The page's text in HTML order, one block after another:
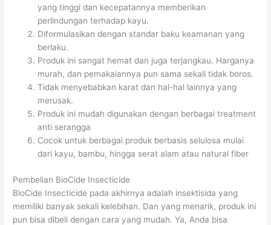
yang tinggi dan kecepatannya memberikan
perlindungan terhadap kayu.
Diformulasikan dengan standar baku keamanan yang
berlaku.
Produk ini sangat hemat dan juga terjangkau. Harganya
murah, dan pemakaiannya pun sama sekali tidak boros.
Tidak menyebabkan karat dan hal-hal lainnya yang
merusak.
Produk ini mudah digunakan dengan berbagai treatment
anti serangga
Cocok untuk berbagai produk berbasis selulosa mulai
dari kayu, bambu, hingga serat alam atau natural fiber
Pembelian BioCide Insecticide
BioCide Insecticide pada akhirnya adalah insektisida yang
memiliki banyak sekali kelebihan. Dan yang menarik, produk ini
pun bisa dibeli dengan cara yang mudah. Ya, Anda bisa